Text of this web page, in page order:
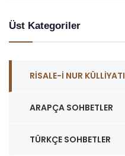
Üst Kategoriler
RISALE-I NUR KÜLLIYATI
ARAPÇA SOHBETLER
TÜRKÇE SOHBETLER